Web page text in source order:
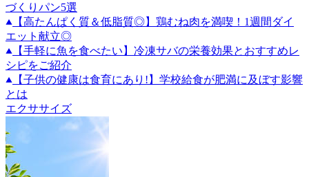
づくりパン5選
【高たんぱく質＆低脂質◎】鶏むね肉を満喫！1週間ダイ
エット献立◎
【手軽に魚を食べたい】冷凍サバの栄養効果とおすすめレ
シピをご紹介
【子供の健康は食育にあり!】学校給食が肥満に及ぼす影響
とは
エクササイズ